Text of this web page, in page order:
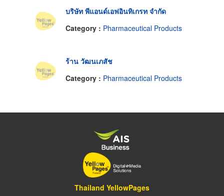
บริษัท พีแอนด์เอฟอินทิเกรท จำกัด
Category : Pharmaceutical Products
ร้าน วัฒนเภสัช
Category : Pharmaceutical Products
Thailand YellowPages